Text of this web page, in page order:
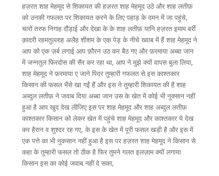
हज़रत शाह मेहमूद से शिकायत की हज़रत शाह मेहमूद उठे और शाह लतीफ़
को उनकी गफलत पर शिकायत करने के लिए पहाड़ के दमन में जा पहुंचे,
चारों तरफ निगाह दौड़ाई और देखा के के शाह लतीफ़ यानि हज़रत इमाम बर्री
क़ादरी रहमतुल्लाह अलैह शीशम के एक पेड़ के नीचे ख्वाब में हैं शाह मेहमूद ने
आप को एक ज़र्ब लगाई आप फ़ौरन उठ कर बैठ गए और फ़रमाया अब्बा जान
में जन्नतुल फिरदोस की सैर कर रहा था, आप ने मुझे क्यों वापस बुला लिया,
शाह मेहमूद ने फ़रमाया ए जाने पिदर तुम्हारी गफलत से इस काश्तकार
किसान की फसल भैंसे खा गईं हैं और इस ने तुम्हारी शिकायत की है शाह
अब्दुल लतीफ़ ने जवाब दिया अब्बा जान उस के खेत में कोई भी नुक्सान नहीं
हुआ है आप खुद देख लीजिए इस पर शाह मेहमूद और शाह अब्दुल लतीफ़
काश्तकार किसान को लेकर खेत में पहुंचे शाह मेहमूद और काश्तकार ये देख
कर हैरान व शुश्दर रह गए, के इस के खेत में पूरी फसल खड़ी है और इस में
एक पत्ते का भी नुकसान नहीं हुआ है इस पर हज़रत शाह मेहमूद ने किसान से
कहा के तुम्हारी फसल तो ठीक है फिर तुमने गलत इलज़ाम क्यों लगाया
किसान इस का कोई जवाब नहीं दे सका,